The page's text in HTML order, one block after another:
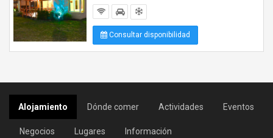
Consultar disponibilidad
Alojamiento Dónde comer Actividades Eventos
Negocios Lugares Información